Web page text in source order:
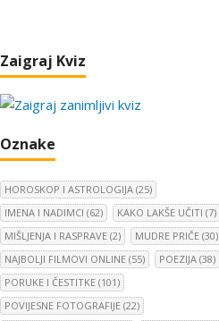
Zaigraj Kviz
Oznake
HOROSKOP I ASTROLOGIJA (25)
IMENA I NADIMCI (62) KAKO LAKŠE UČITI (7)
MIŠLJENJA I RASPRAVE (2) MUDRE PRIČE (30)
NAJBOLJI FILMOVI ONLINE (55) POEZIJA (38)
PORUKE I ČESTITKE (101)
POVIJESNE FOTOGRAFIJE (22)